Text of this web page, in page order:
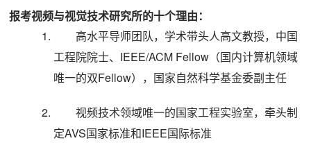
报考视频与视觉技术研究所的十个理由：
高水平导师团队，学术带头人高文教授，中国
工程院院士、IEEE/ACM Fellow（国内计算机领域
唯一的双Fellow），国家自然科学基金委副主任
视频技术领域唯一的国家工程实验室，牵头制
定AVS国家标准和IEEE国际标准